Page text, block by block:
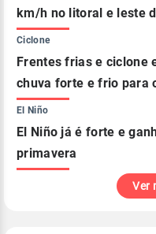
km/h no litoral e leste
Ciclone
Frentes frias e ciclone
chuva forte e frio para
El Niño
El Niño já é forte e
primavera
Ver